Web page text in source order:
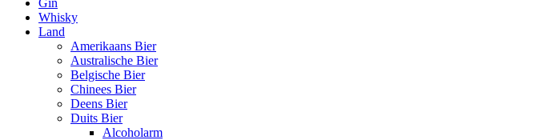
Whisky
Land
Amerikaans Bier
Australische Bier
Belgische Bier
Chinees Bier
Deens Bier
Duits Bier
Alcoholarm